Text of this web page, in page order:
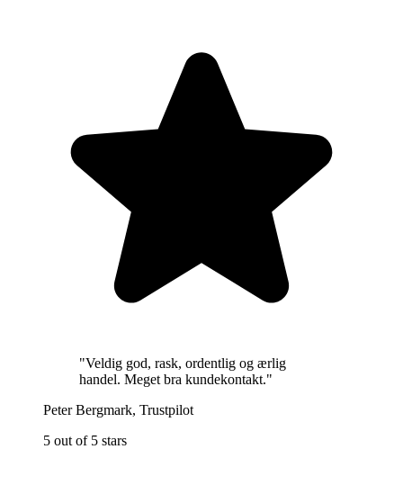
"Veldig god, rask, ordentlig og ærlig
handel. Meget bra kundekontakt."
Peter Bergmark, Trustpilot
5 out of 5 stars